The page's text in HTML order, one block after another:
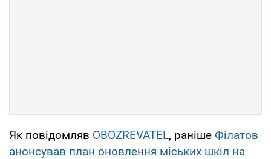
Як повідомляв OBOZREVATEL, раніше Філатов
анонсував план оновлення міських шкіл на